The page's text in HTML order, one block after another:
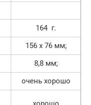
164 г.
156 x 76 мм;
8,8 мм;
очень хорошо